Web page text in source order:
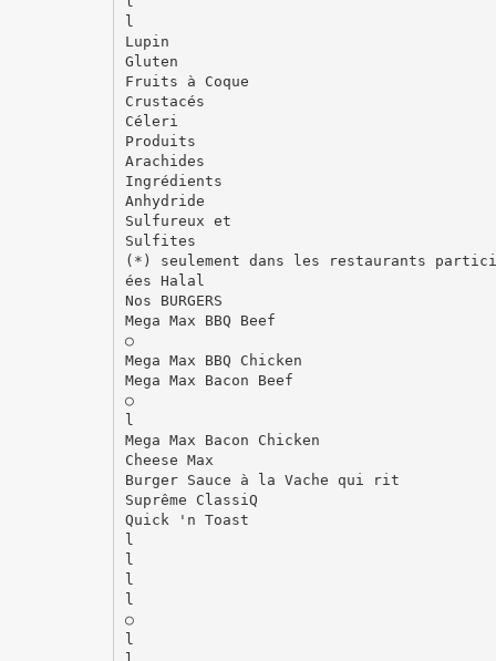
l
Lupin
Gluten
Fruits à Coque
Crustacés
Céleri
Produits
Arachides
Ingrédients
Anhydride
Sulfureux et
Sulfites
(*) seulement dans les restaurants
ées Halal
Nos BURGERS
Mega Max BBQ Beef
○
Mega Max BBQ Chicken
Mega Max Bacon Beef
○
l
Mega Max Bacon Chicken
Cheese Max
Burger Sauce à la Vache qui rit
Suprême ClassiQ
Quick 'n Toast
l
l
l
l
○
l